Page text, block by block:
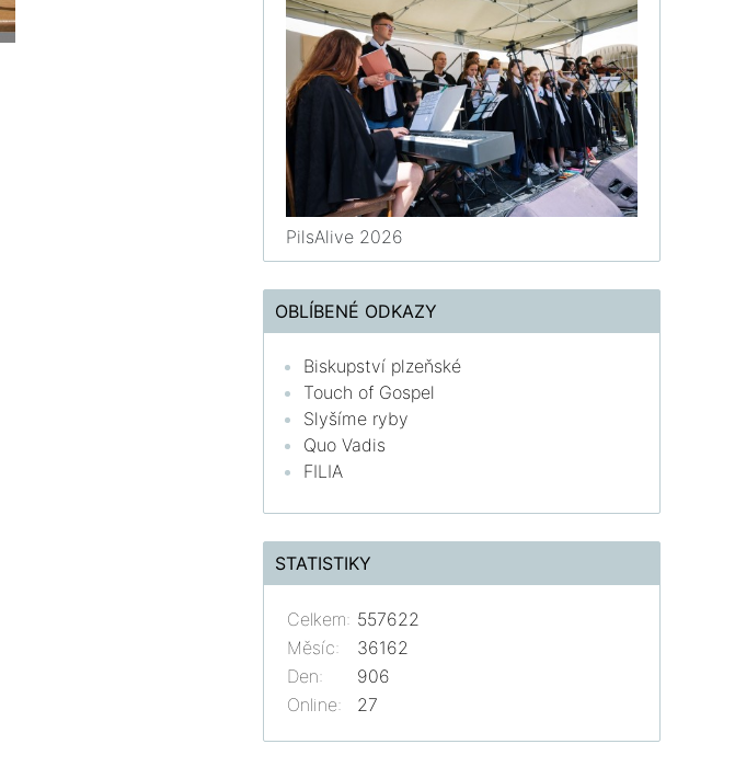
PilsAlive 2026
OBLÍBENÉ ODKAZY
Biskupství plzeňské
Touch of Gospel
Slyšíme ryby
Quo Vadis
FILIA
STATISTIKY
Online: 27
Celkem: 557622
Měsíc:
36162
Den:
906